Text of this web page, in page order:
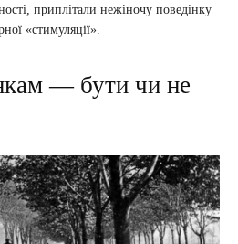
приплітали нежіночу поведінку
«стимуляції».
— бути чи не